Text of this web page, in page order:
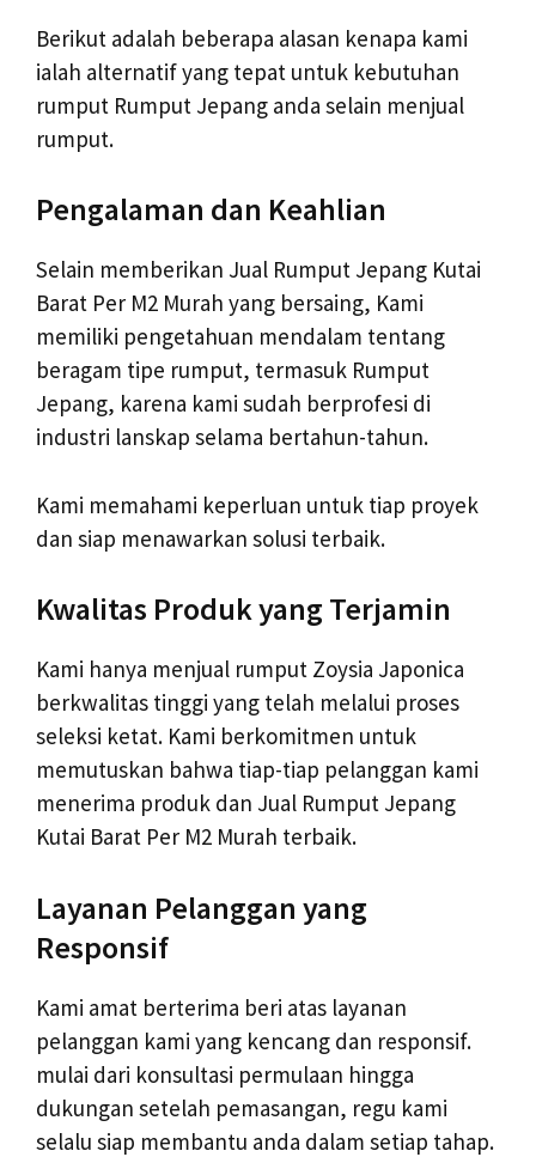
Berikut adalah beberapa alasan kenapa kami
ialah alternatif yang tepat untuk kebutuhan
rumput Rumput Jepang anda selain menjual
rumput.
Pengalaman dan Keahlian
Selain memberikan Jual Rumput Jepang Kutai
Barat Per M2 Murah yang bersaing, Kami
memiliki pengetahuan mendalam tentang
beragam tipe rumput, termasuk Rumput
Jepang, karena kami sudah berprofesi di
industri lanskap selama bertahun-tahun.
Kami memahami keperluan untuk tiap proyek
dan siap menawarkan solusi terbaik.
Kwalitas Produk yang Terjamin
Kami hanya menjual rumput Zoysia Japonica
berkwalitas tinggi yang telah melalui proses
seleksi ketat. Kami berkomitmen untuk
memutuskan bahwa tiap-tiap pelanggan kami
menerima produk dan Jual Rumput Jepang
Kutai Barat Per M2 Murah terbaik.
Layanan Pelanggan yang
Responsif
Kami amat berterima beri atas layanan
pelanggan kami yang kencang dan responsif.
mulai dari konsultasi permulaan hingga
dukungan setelah pemasangan, regu kami
selalu siap membantu anda dalam setiap tahap.